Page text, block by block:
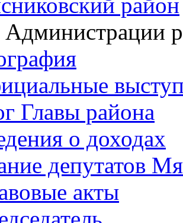
район
Администрации
Главы района
о доходах
депутатов
акты